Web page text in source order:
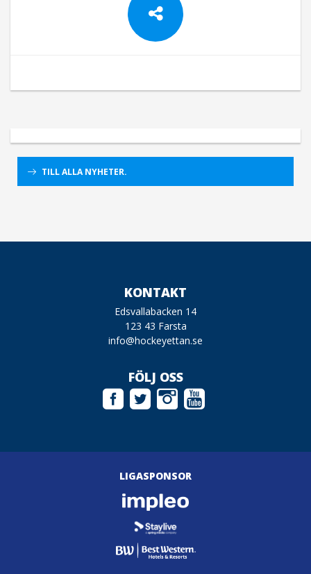
TILL ALLA NYHETER.
KONTAKT
Edsvallabacken 14
123 43 Farsta
info@hockeyettan.se
FÖLJ OSS
LIGASPONSOR